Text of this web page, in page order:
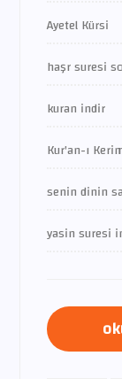
Ayetel Kürsi
haşr suresi
kuran indir
Kur'an-ı
senin dinin
yasin suresi